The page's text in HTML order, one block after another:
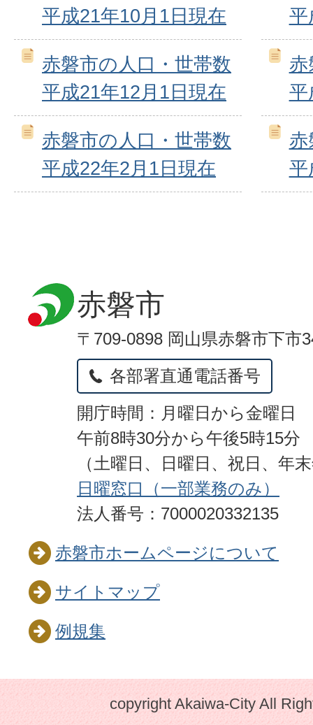
平成21年10月1日現在
平
赤磐市の人口・世帯数
平成21年12月1日現在
赤
平
赤磐市の人口・世帯数
平成22年2月1日現在
赤
平
赤磐市
〒709-0898 岡山県赤磐市下市
各部署直通電話番号
開庁時間：月曜日から金曜日
午前8時30分から午後5時15分
（土曜日、日曜日、祝日、年
日曜窓口（一部業務のみ）
法人番号：7000020332135
赤磐市ホームページについて
サイトマップ
例規集
copyright Akaiwa-City All